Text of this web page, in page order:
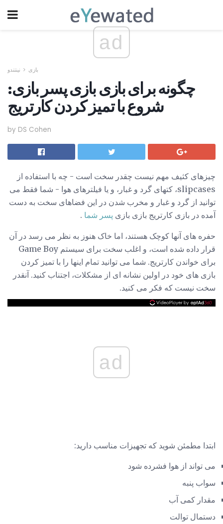
ad
بازی نینتندو
چگونه برای بازی بازی پسر بازی:
شروع با تمیز کردن کارتریج
by DS Cohen
چیزهای کثیف مهم نیست چقدر سخت است - چه با استفاده از
slipcases، کتهای گرد و غبار، و یا فیلترهای هوا - شما فقط می
توانید از گرد و غبار و مخرب شدن در این فضاهای سخت به دست
آمده در بازی کارتریج بازی بازی پسر شما .
حفره های آنها کوچک هستند، اما خاک هنوز به نظر می رسد در آن
قرار داده شده است، و اغلب سخت برای سیستم Game Boy
برای خواندن کارتریج. شما می توانید تمام اینها را با تمیز کردن
بازی های خود در اولین نشانه ای از مشکلات، اجتناب کنید. آنقدر
سخت نیست که فکر می کنید.
ad
ابتدا مطمئن شوید که تجهیزات مناسب دارید:
می تواند از هوا فشرده شود
سواب پنبه
مقدار کمی آب
دستمال توالت